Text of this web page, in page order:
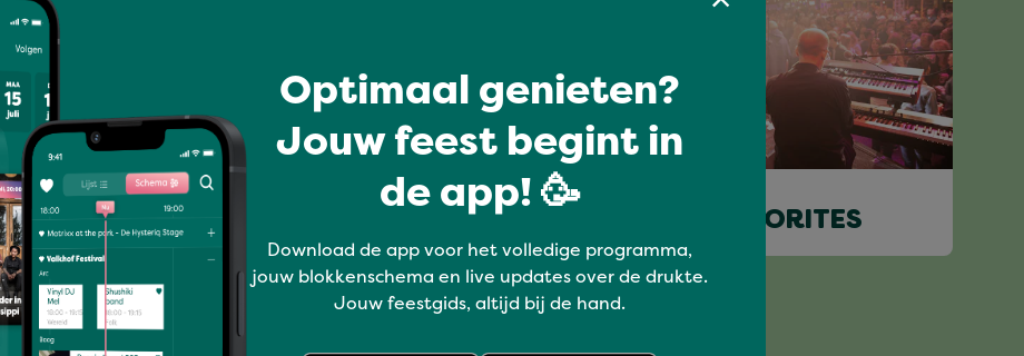
Grenzeloos genieten
BRIAN & SOUL SOLUTION
Grenzeloos genieten
BRIAN & THE FAVORITES
Volledig programma
Optimaal genieten?
Jouw feest begint in
de app! 🥳
Download de app voor het volledige programma,
jouw blokkenschema en live updates over de drukte.
Jouw feestgids, altijd bij de hand.